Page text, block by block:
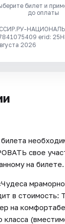
билет и
до оплаты
erid:
2026
свое
на билете.
в стоимость:
на
класса